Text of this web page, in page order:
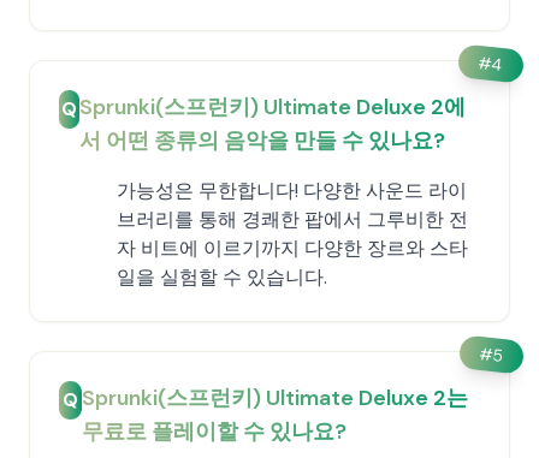
#4
QSprunki(스프런키) Ultimate Deluxe 2에
서 어떤 종류의 음악을 만들 수 있나요?
가능성은 무한합니다! 다양한 사운드 라이
브러리를 통해 경쾌한 팝에서 그루비한 전
자 비트에 이르기까지 다양한 장르와 스타
일을 실험할 수 있습니다.
#5
Q Sprunki(스프런키) Ultimate Deluxe 2는
무료로 플레이할 수 있나요?